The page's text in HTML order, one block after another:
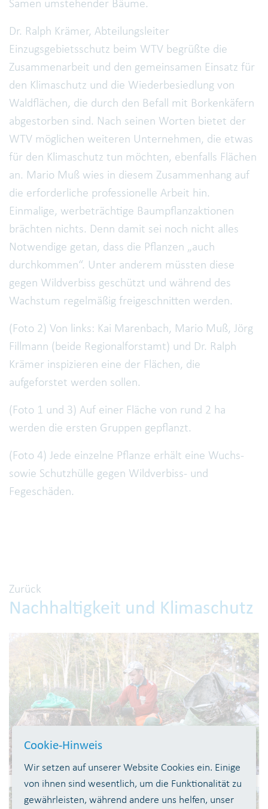
Samen umstehender Bäume.
Dr. Ralph Krämer, Abteilungsleiter
Einzugsgebietsschutz beim WTV begrüßte die
Zusammenarbeit und den gemeinsamen Einsatz für
den Klimaschutz und die Wiederbesiedlung von
Waldflächen, die durch den Befall mit Borkenkäfern
abgestorben sind. Nach seinen Worten bietet der
WTV möglichen weiteren Unternehmen, die etwas
für den Klimaschutz tun möchten, ebenfalls Flächen
an. Mario Muß wies in diesem Zusammenhang auf
die erforderliche professionelle Arbeit hin.
Einmalige, werbeträchtige Baumpflanzaktionen
brächten nichts. Denn damit sei noch nicht alles
Notwendige getan, dass die Pflanzen „auch
durchkommen“. Unter anderem müssten diese
gegen Wildverbiss geschützt und während des
Wachstum regelmäßig freigeschnitten werden.
(Foto 2) Von links: Kai Marenbach, Mario Muß, Jörg
Fillmann (beide Regionalforstamt) und Dr. Ralph
Krämer inspizieren eine der Flächen, die
aufgeforstet werden sollen.
(Foto 1 und 3) Auf einer Fläche von rund 2 ha
werden die ersten Gruppen gepflanzt.
(Foto 4) Jede einzelne Pflanze erhält eine Wuchs-
sowie Schutzhülle gegen Wildverbiss- und
Fegeschäden.
Zurück
Nachhaltigkeit und Klimaschutz
Cookie-Hinweis
Wir setzen auf unserer Website Cookies ein. Einige
von ihnen sind wesentlich, um die Funktionalität zu
gewährleisten, während andere uns helfen, unser